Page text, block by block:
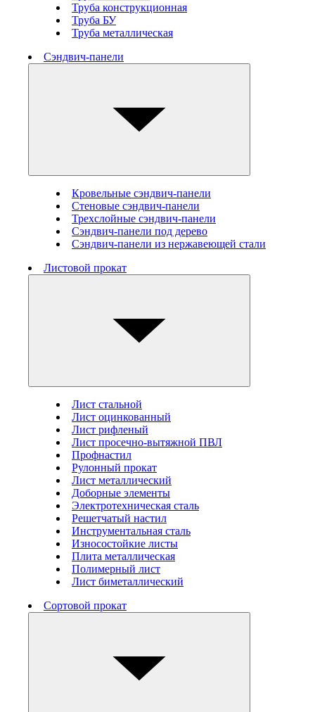
Труба конструкционная
Труба БУ
Труба металлическая
Сэндвич-панели
Кровельные сэндвич-панели
Стеновые cэндвич-панели
Трехслойные сэндвич-панели
Сэндвич-панели под дерево
Сэндвич-панели из нержавеющей стали
Листовой прокат
Лист стальной
Лист оцинкованный
Лист рифленый
Лист просечно-вытяжной ПВЛ
Профнастил
Рулонный прокат
Лист металлический
Доборные элементы
Электротехническая сталь
Решетчатый настил
Инструментальная сталь
Износостойкие листы
Плита металлическая
Полимерный лист
Лист биметаллический
Сортовой прокат